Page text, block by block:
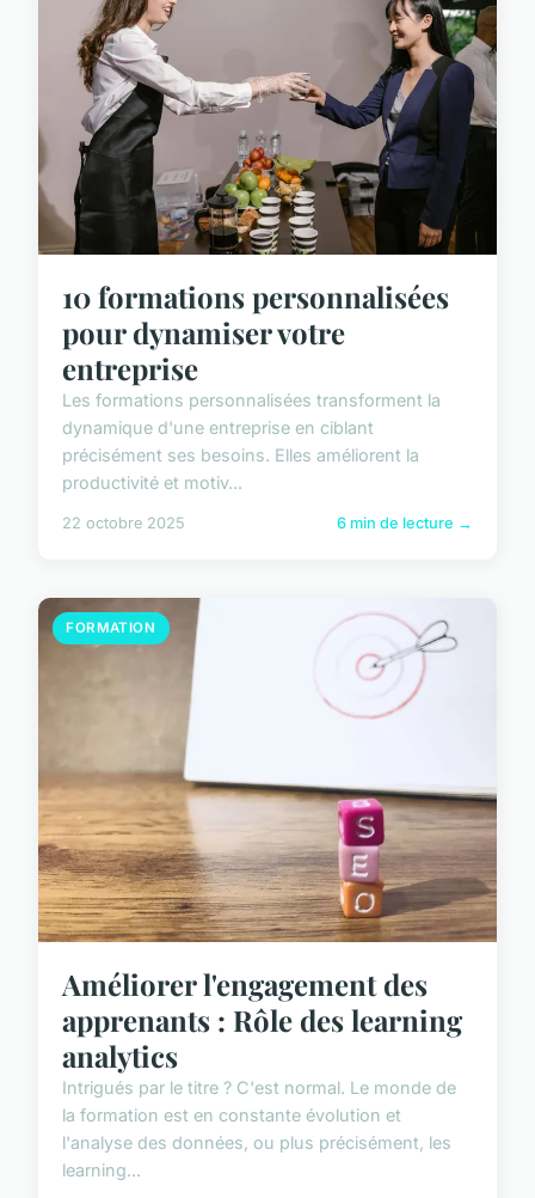
10 formations personnalisées
pour dynamiser votre
entreprise
Les formations personnalisées transforment la
dynamique d'une entreprise en ciblant
précisément ses besoins. Elles améliorent la
productivité et motiv...
22 octobre 2025 6 min de lecture →
FORMATION
Améliorer l'engagement des
apprenants : Rôle des learning
analytics
Intrigués par le titre ? C'est normal. Le monde de
la formation est en constante évolution et
l'analyse des données, ou plus précisément, les
learning...